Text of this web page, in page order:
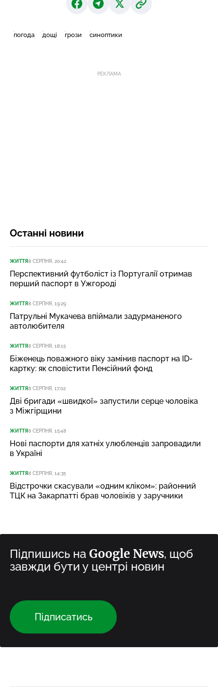
погода дощі грози синоптики
РЕКЛАМА
Останні новини
ЖИТТЯ8 СЕРПНЯ, 20:42
Перспективний футболіст із Португалії отримав
перший паспорт в Ужгороді
ЖИТТЯ8 СЕРПНЯ, 19:29
Патрульні Мукачева впіймали задурманеного
автолюбителя
ЖИТТЯ8 СЕРПНЯ, 18:15
Біженець поважного віку замінив паспорт на ID-
картку: як сповістити Пенсійний фонд
ЖИТТЯ8 СЕРПНЯ, 17:02
Дві бригади «швидкої» запустили серце чоловіка
з Міжгірщини
ЖИТТЯ8 СЕРПНЯ, 15:48
Нові паспорти для хатніх улюбленців запровадили
в Україні
ЖИТТЯ8 СЕРПНЯ, 14:35
Відстрочки скасували «одним кліком»: районний
ТЦК на Закарпатті брав чоловіків у заручники
Підпишись на Google News, щоб
завжди бути у центрі новин
Підписатись